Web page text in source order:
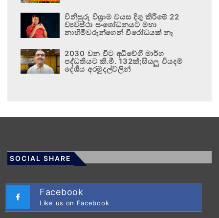
විනිසුරු විශ්‍රාම වයස දිගු කිරීමේ 22
ව්‍යවස්ථා සංශෝධනයට මහා
නාහිමිවරුන්ගෙන් විරෝධයක් නෑ
2030 වන විට අධිවේගී මාර්ග
පද්ධතියට කි.මී. 132ක්;සියලු වියදම්
දේශීය අරමුදල්වලින්
SOCIAL SHARE
Facebook
Like us on Facebook